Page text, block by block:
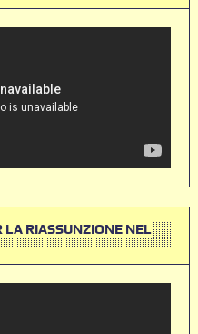
LA RIASSUNZIONE NEL